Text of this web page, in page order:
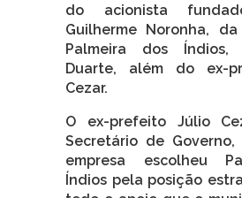
do acionista
Guilherme Noronha,
Palmeira dos Índios,
Duarte, além do ex-
Cezar.
O ex-prefeito Júlio
Secretário de
empresa escolheu
Índios pela posição